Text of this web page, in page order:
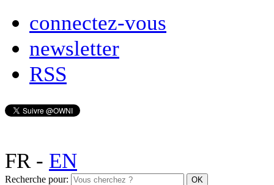
connectez-vous
newsletter
RSS
FR- EN
Recherche pour: